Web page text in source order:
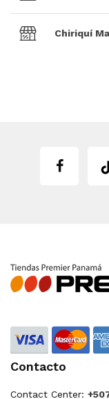
Chiriquí
Contacto
Contact Center: